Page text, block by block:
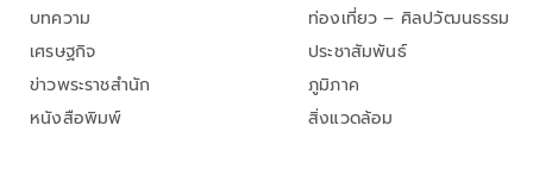
บทความ
เศรษฐกิจ
ข่าวพระราชสำนัก
หนังสือพิมพ์
ท่องเที่ยว – ศิลปวัฒนธรรม
ประชาสัมพันธ์
ภูมิภาค
สิ่งแวดล้อม